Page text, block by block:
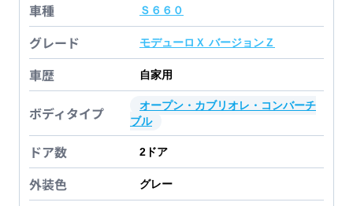
車種 Ｓ６６０
グレード モデューロＸ バージョンＺ
車歴 自家用
ボディタイプ
オープン・カブリオレ・コンバーチ
ブル
ドア数 2 ドア
外装色 グレー